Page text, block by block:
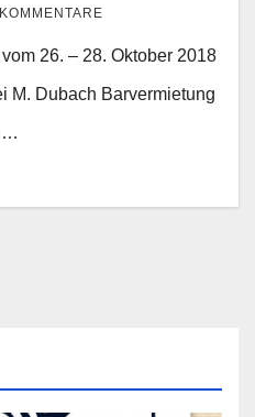
26. – 28. Oktober 2018
M. Dubach Barvermietung